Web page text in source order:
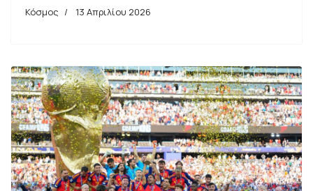
Κόσμος 13 Απριλίου 2026